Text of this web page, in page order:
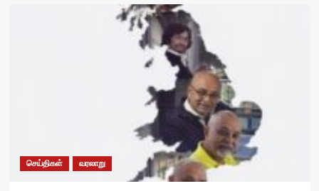
செய்திகள் வரலாறு